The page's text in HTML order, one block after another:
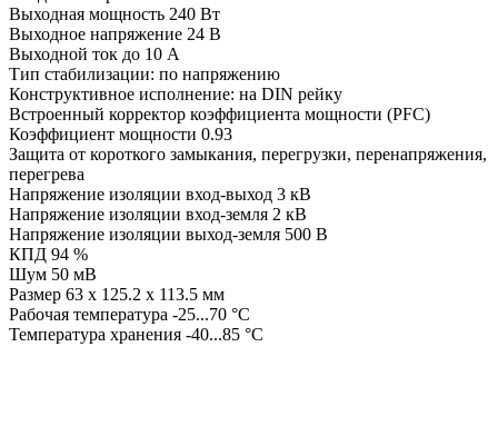
Выходная мощность 240 Вт
Выходное напряжение 24 В
Выходной ток до 10 А
Тип стабилизации: по напряжению
Конструктивное исполнение: на DIN рейку
Встроенный корректор коэффициента мощности (PFC)
Коэффициент мощности 0.93
Защита от короткого замыкания, перегрузки, перенапряжения,
перегрева
Напряжение изоляции вход-выход 3 кВ
Напряжение изоляции вход-земля 2 кВ
Напряжение изоляции выход-земля 500 В
КПД 94 %
Шум 50 мВ
Размер 63 x 125.2 x 113.5 мм
Рабочая температура -25...70 °C
Температура хранения -40...85 °C